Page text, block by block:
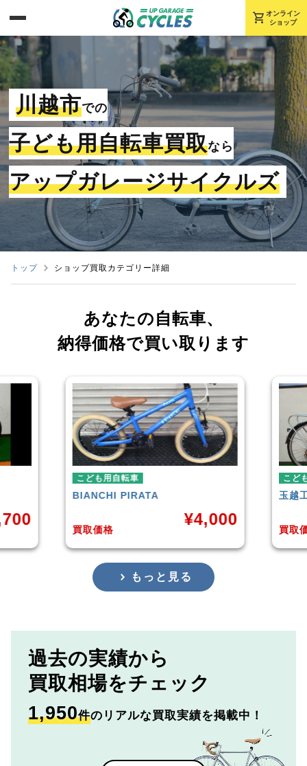
shopping_cart オンライン
ショップ
川越市での
子ども用自転車買取なら
アップガレージサイクルズ
トップ ショップ買取カテゴリー詳細
あなたの自転車、
納得価格で買い取ります
4,000
こども用自転車
玉越工業MAHALO JUNIOR 5th
買取価格
¥3,873
もっと見る
過去の実績から
買取相場をチェック
1,950件のリアルな買取実績を掲載中！